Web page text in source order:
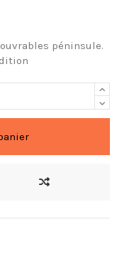
péninsule.